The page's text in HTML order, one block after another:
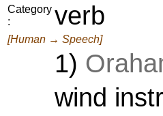
Category
:
verb
[Human → Speech]
1)
wind